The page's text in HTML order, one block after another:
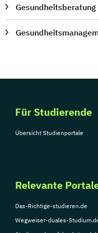
Für Studierende
Übersicht Studienportale
Relevante
Das-Richtige-studieren.de
Wegweiser-duales-